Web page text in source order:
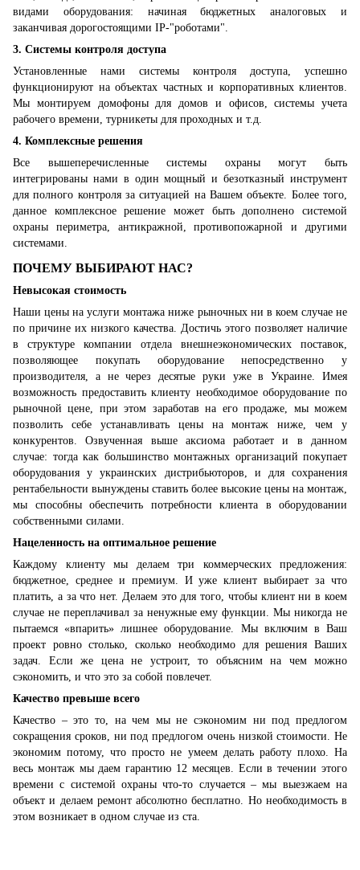
видами оборудования: начиная бюджетных аналоговых и
заканчивая дорогостоящими IP-"роботами".
3. Системы контроля доступа
Установленные нами системы контроля доступа, успешно
функционируют на объектах частных и корпоративных клиентов.
Мы монтируем домофоны для домов и офисов, системы учета
рабочего времени, турникеты для проходных и т.д.
4. Комплексные решения
Все вышеперечисленные системы охраны могут быть
интегрированы нами в один мощный и безотказный инструмент
для полного контроля за ситуацией на Вашем объекте. Более того,
данное комплексное решение может быть дополнено системой
охраны периметра, антикражной, противопожарной и другими
системами.
ПОЧЕМУ ВЫБИРАЮТ НАС?
Невысокая стоимость
Наши цены на услуги монтажа ниже рыночных ни в коем случае не
по причине их низкого качества. Достичь этого позволяет наличие
в структуре компании отдела внешнеэкономических поставок,
позволяющее покупать оборудование непосредственно у
производителя, а не через десятые руки уже в Украине. Имея
возможность предоставить клиенту необходимое оборудование по
рыночной цене, при этом заработав на его продаже, мы можем
позволить себе устанавливать цены на монтаж ниже, чем у
конкурентов. Озвученная выше аксиома работает и в данном
случае: тогда как большинство монтажных организаций покупает
оборудования у украинских дистрибьюторов, и для сохранения
рентабельности вынуждены ставить более высокие цены на монтаж,
мы способны обеспечить потребности клиента в оборудовании
собственными силами.
Нацеленность на оптимальное решение
Каждому клиенту мы делаем три коммерческих предложения:
бюджетное, среднее и премиум. И уже клиент выбирает за что
платить, а за что нет. Делаем это для того, чтобы клиент ни в коем
случае не переплачивал за ненужные ему функции. Мы никогда не
пытаемся «впарить» лишнее оборудование. Мы включим в Ваш
проект ровно столько, сколько необходимо для решения Ваших
задач. Если же цена не устроит, то объясним на чем можно
сэкономить, и что это за собой повлечет.
Качество превыше всего
Качество – это то, на чем мы не сэкономим ни под предлогом
сокращения сроков, ни под предлогом очень низкой стоимости. Не
экономим потому, что просто не умеем делать работу плохо. На
весь монтаж мы даем гарантию 12 месяцев. Если в течении этого
времени с системой охраны что-то случается – мы выезжаем на
объект и делаем ремонт абсолютно бесплатно. Но необходимость в
этом возникает в одном случае из ста.